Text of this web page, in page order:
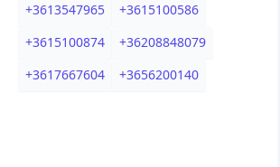
+3613547965 +3615100586
+3615100874 +36208848079
+3617667604 +3656200140